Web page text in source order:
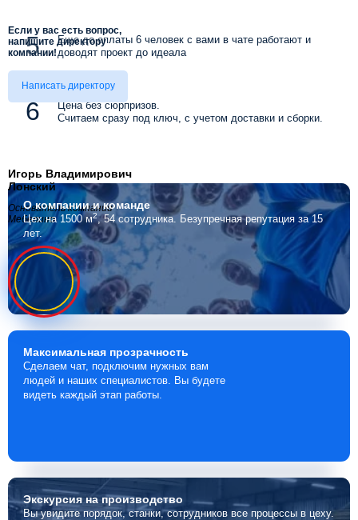
Еще до оплаты 6 человек с вами в чате работают и
доводят проект до идеала
Цена без сюрпризов.
Считаем сразу под ключ, с учетом доставки и сборки.
Если у вас есть вопрос,
напишите директору
компании!
Написать директору
Игорь Владимирович
Лонский
Основатель компании
Мебелино
О компаниии команде
Цех на 1500 м2, 54 сотрудника. Безупречная репутация за 15
лет.
Максимальная прозрачность
Сделаем чат, подключим нужных вам
людей и наших специалистов. Вы будете
видеть каждый этап работы.
Экскурсияна производство
Вы увидите порядок, станки, сотрудников все процессы в цеху.